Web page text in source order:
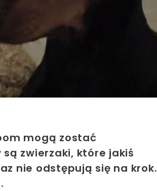
mogą zostać
zwierzaki, które jakiś
nie odstępują się na krok.